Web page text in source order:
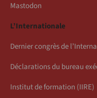
Mastodon
L’Internationale
Dernier congrès de
Déclarations du bureau
Institut de formation (IIRE)